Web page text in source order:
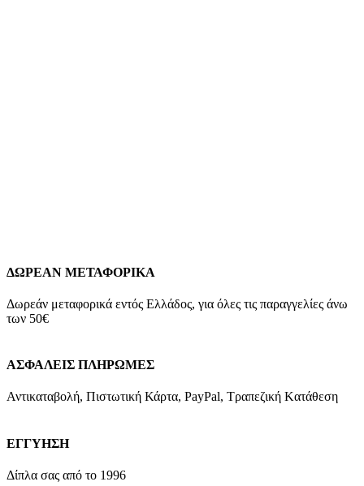
ΔΩΡΕΑΝ ΜΕΤΑΦΟΡΙΚΑ
Δωρεάν μεταφορικά εντός Ελλάδος, για όλες τις παραγγελίες άνω
των 50€
ΑΣΦΑΛΕΙΣ ΠΛΗΡΩΜΕΣ
Αντικαταβολή, Πιστωτική Κάρτα, PayPal, Τραπεζική Kατάθεση
ΕΓΓΥΗΣΗ
Δίπλα σας από το 1996